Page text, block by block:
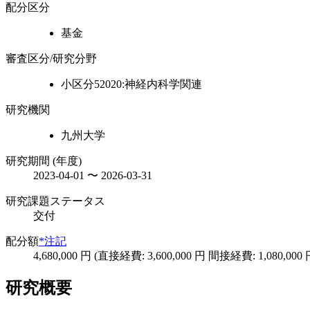
配分区分
基金
審査区分/研究分野
小区分52020:神経内科学関連
研究機関
九州大学
研究期間 (年度)
2023-04-01 〜 2026-03-31
研究課題ステータス
交付
配分額*注記
4,680,000 円 (直接経費: 3,600,000 円 間接経費: 1,080,000
研究概要